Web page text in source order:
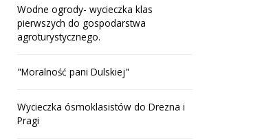
Wodne ogrody- wycieczka klas
pierwszych do gospodarstwa
agroturystycznego.
"Moralność pani Dulskiej"
Wycieczka ósmoklasistów do Drezna i
Pragi